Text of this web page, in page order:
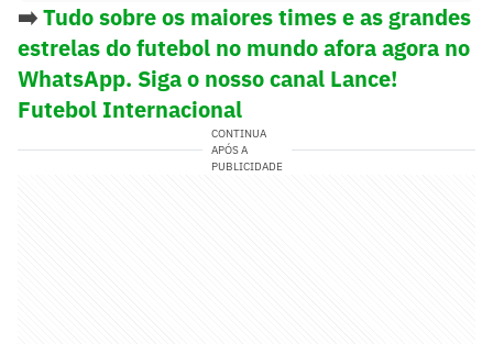
➡️Tudo sobre os maiores times e as grandes
estrelas do futebol no mundo afora agora no
WhatsApp. Siga o nosso canal Lance!
Futebol Internacional
CONTINUA
APÓS A
PUBLICIDADE